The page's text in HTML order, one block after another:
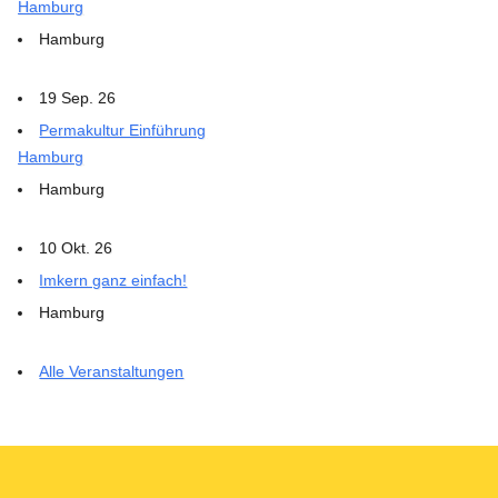
Hamburg
Hamburg
19 Sep. 26
Permakultur Einführung
Hamburg
Hamburg
10 Okt. 26
Imkern ganz einfach!
Hamburg
Alle Veranstaltungen